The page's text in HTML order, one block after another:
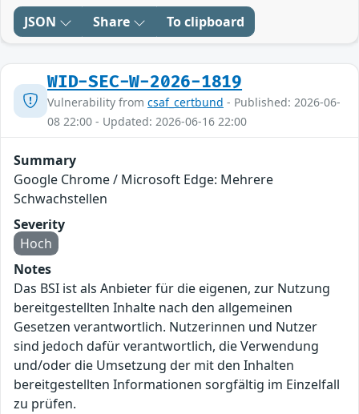
JSON Share To clipboard
WID-SEC-W-2026-1819
Vulnerability from csaf_certbund - Published: 2026-06-
08 22:00 - Updated: 2026-06-16 22:00
Summary
Google Chrome / Microsoft Edge: Mehrere
Schwachstellen
Severity
Hoch
Notes
Das BSI ist als Anbieter für die eigenen, zur Nutzung
bereitgestellten Inhalte nach den allgemeinen
Gesetzen verantwortlich. Nutzerinnen und Nutzer
sind jedoch dafür verantwortlich, die Verwendung
und/oder die Umsetzung der mit den Inhalten
bereitgestellten Informationen sorgfältig im Einzelfall
zu prüfen.